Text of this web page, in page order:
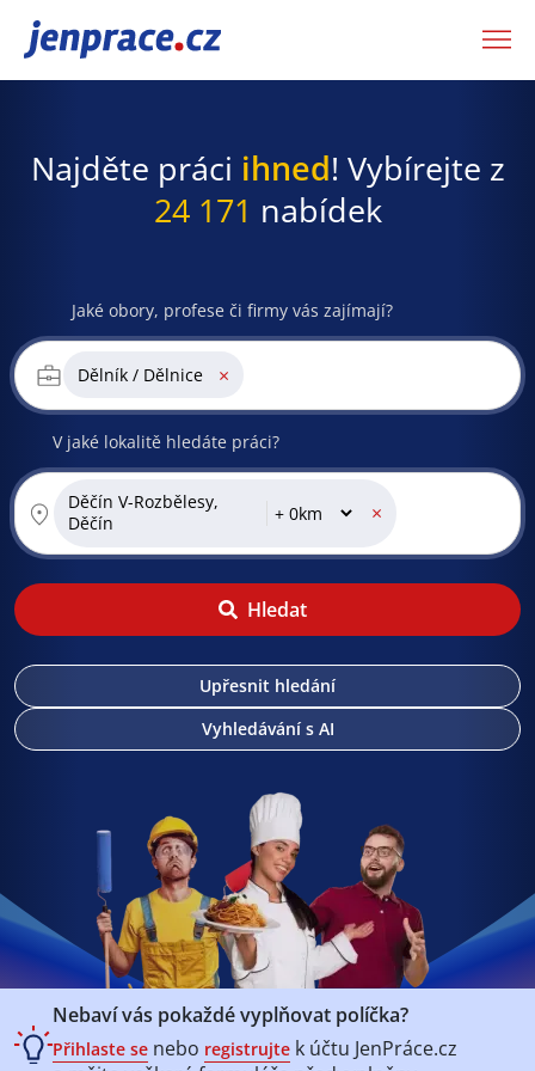
JenPráce.cz
Najděte práci ihned! Vybírejte z
24 171 nabídek
Jaké obory, profese či firmy vás zajímají?
Dělník / Dělnice ×
V jaké lokalitě hledáte práci?
Děčín V-Rozbělesy,
Děčín
×
Hledat
Upřesnit hledání
Vyhledávání s AI
Nebaví vás pokaždé vyplňovat políčka?
Přihlaste se nebo registrujte k účtu JenPráce.cz